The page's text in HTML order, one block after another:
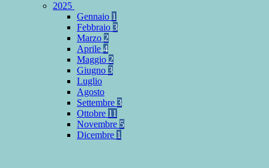
2025
Gennaio 1
Febbraio 3
Marzo 2
Aprile 4
Maggio 2
Giugno 3
Luglio
Agosto
Settembre 3
Ottobre 11
Novembre 5
Dicembre 1